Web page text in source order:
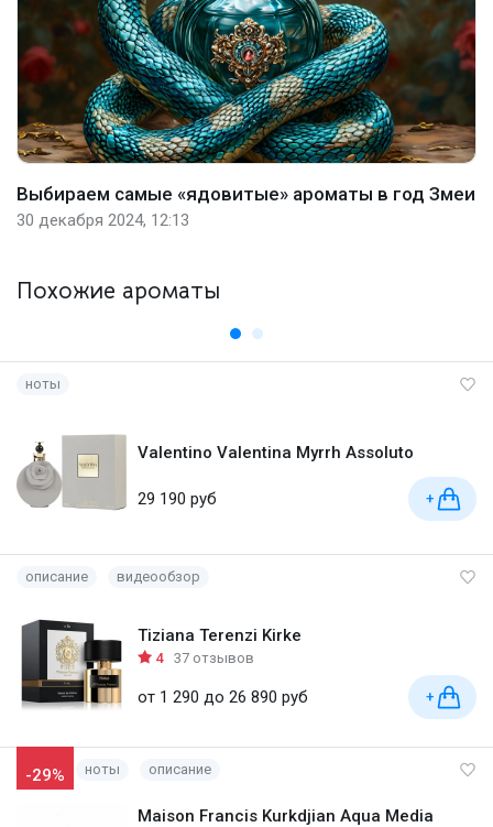
Выбираем самые «ядовитые» ароматы в год Змеи
30 декабря 2024, 12:13
Похожие ароматы
ноты
Valentino Valentina Myrrh Assoluto
29 190 руб +
описание видеообзор
Tiziana Terenzi Kirke
4 37 отзывов
от 1 290 до 26 890 руб +
-29% ноты описание
Maison Francis Kurkdjian Aqua Media